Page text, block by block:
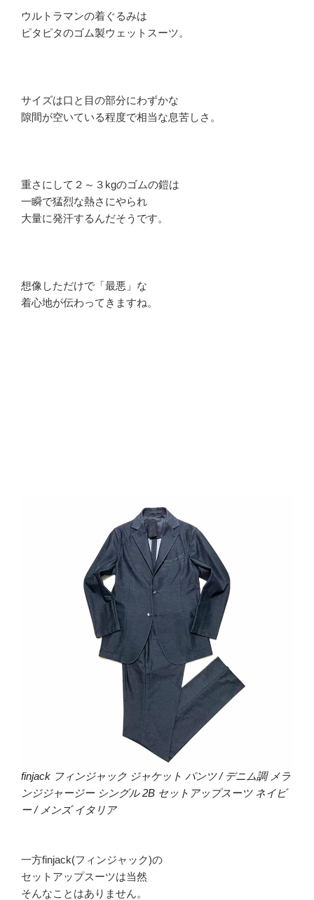
ウルトラマンの着ぐるみは
ピタピタのゴム製ウェットスーツ。
サイズは口と目の部分にわずかな
隙間が空いている程度で相当な息苦しさ。
重さにして２～３kgのゴムの鎧は
一瞬で猛烈な熱さにやられ
大量に発汗するんだそうです。
想像しただけで「最悪」な
着心地が伝わってきますね。
finjack フィンジャック ジャケット パンツ / デニム調 メラ
ンジジャージー シングル 2B セットアップスーツ ネイビ
ー / メンズ イタリア
一方finjack(フィンジャック)の
セットアップスーツは当然
そんなことはありません。